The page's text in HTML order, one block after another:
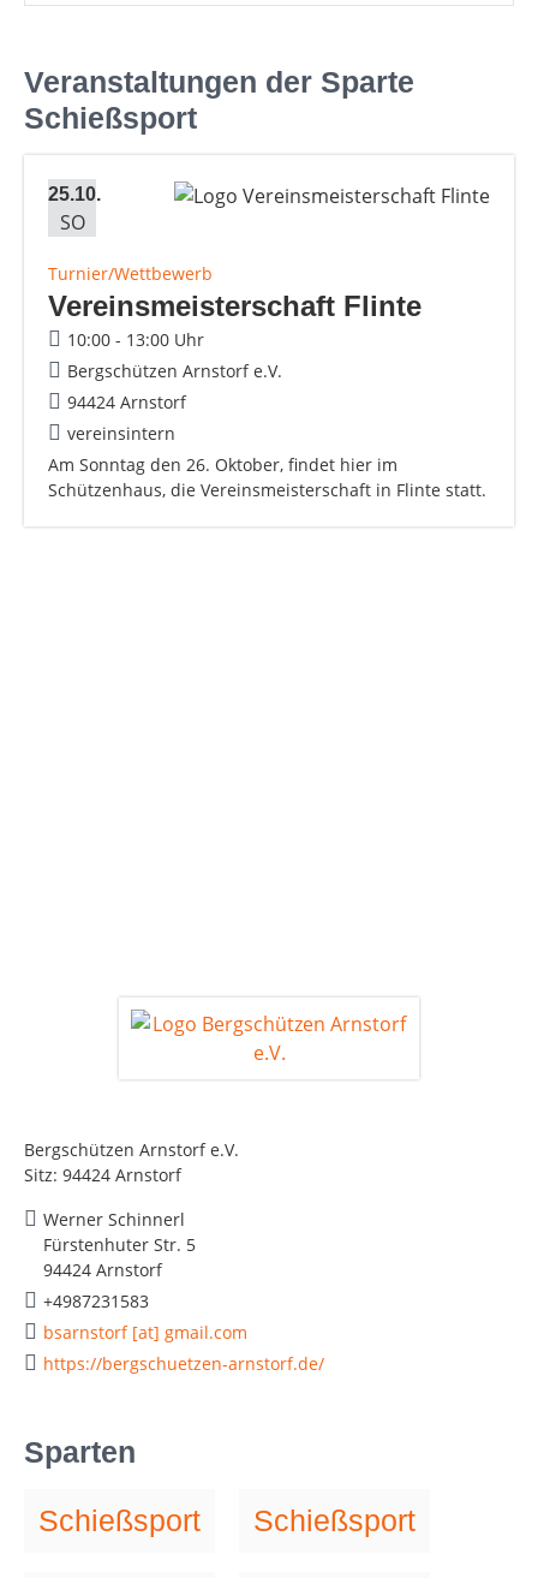
Bergschützen Arnstorf e.V.
Sitz: 94424 Arnstorf
Werner Schinnerl
Fürstenhuter Str. 5
94424 Arnstorf
+4987231583
bsarnstorf [at] gmail.com
https://bergschuetzen-arnstorf.de/
Sparten
Schießsport Schießsport
Veranstaltungen der Sparte
Schießsport
25.10.
SO
Turnier/Wettbewerb
Vereinsmeisterschaft Flinte
10:00 - 13:00 Uhr
Bergschützen Arnstorf e.V.
94424 Arnstorf
vereinsintern
Am Sonntag den 26. Oktober, findet hier im
Schützenhaus, die Vereinsmeisterschaft in Flinte statt.